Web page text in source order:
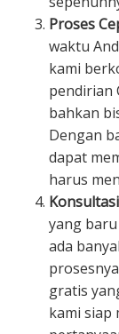
Proses
waktu
kami
pendirian
bahkan
Dengan
dapat
harus
yang
ada
gratis
kami siap